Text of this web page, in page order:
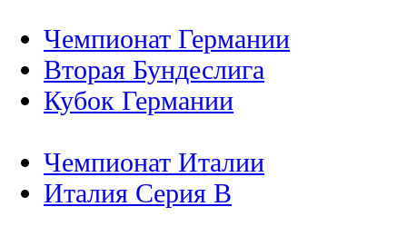
Чемпионат Германии
Вторая Бундеслига
Кубок Германии
Чемпионат Италии
Италия Серия B